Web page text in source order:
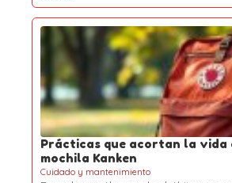
Prácticas que acortan la vida
mochila Kanken
Cuidado y mantenimiento